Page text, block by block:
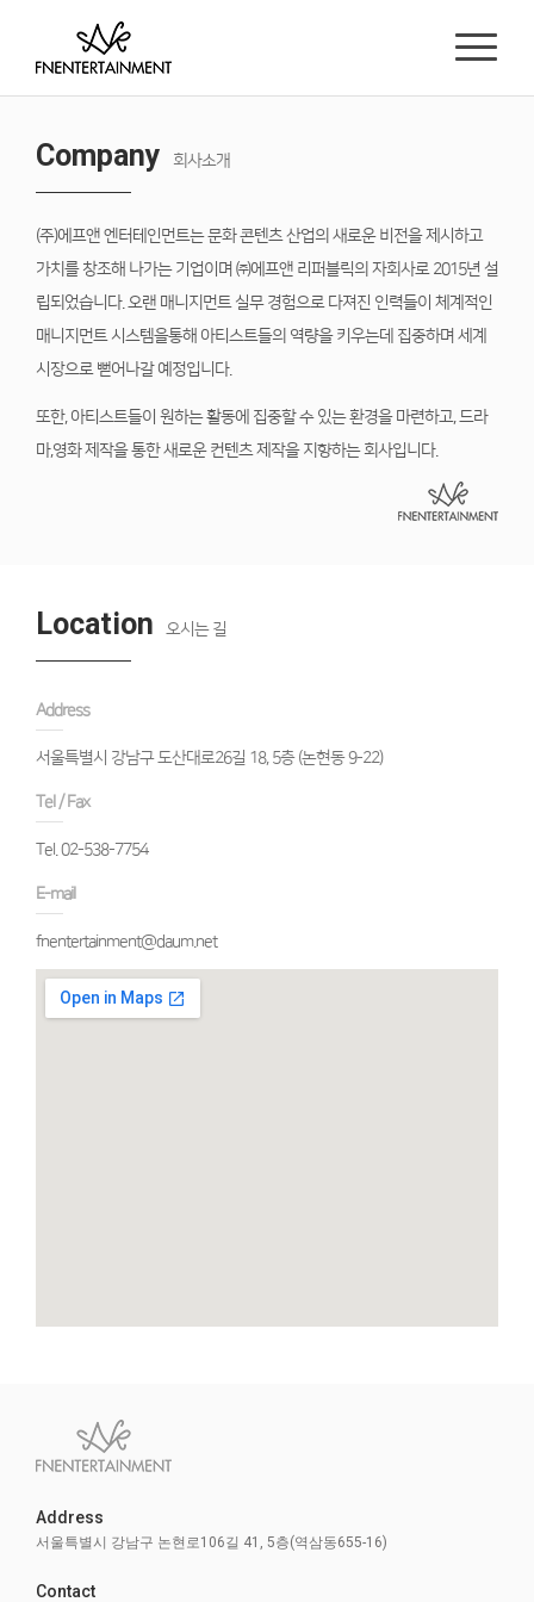
Company 회사소개
(주)에프앤 엔터테인먼트는 문화 콘텐츠 산업의 새로운 비전을 제시하고
가치를 창조해 나가는 기업이며 ㈜에프앤 리퍼블릭의 자회사로 2015년 설
립되었습니다. 오랜 매니지먼트실무 경험으로 다져진 인력들이 체계적인
매니지먼트 시스템을통해 아티스트들의 역량을키우는데 집중하며 세계
시장으로 뻗어나갈 예정입니다.
또한, 아티스트들이 원하는 활동에 집중할 수 있는 환경을 마련하고, 드라
마,영화 제작을통한 새로운 컨텐츠 제작을 지향하는 회사입니다.
Location 오시는 길
Address
서울특별시 강남구 도산대로26길 18, 5층 (논현동 9-22)
Tel / Fax
Tel. 02-538-7754
E-mail
fnentertainment@daum.net
Address
서울특별시 강남구 논현로106길 41, 5층(역삼동655-16)
Contact